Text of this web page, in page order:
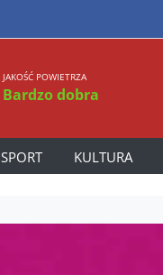
JAKOŚĆ POWIETRZA
Bardzo dobra
SPORT KULTURA